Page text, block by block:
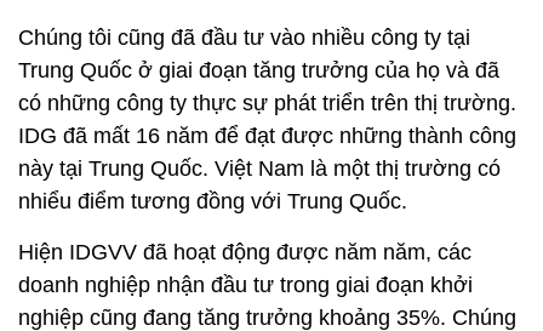
Chúng tôi cũng đã đầu tư vào nhiều công ty tại
Trung Quốc ở giai đoạn tăng trưởng của họ và đã
có những công ty thực sự phát triển trên thị trường.
IDG đã mất 16 năm để đạt được những thành công
này tại Trung Quốc. Việt Nam là một thị trường có
nhiểu điểm tương đồng với Trung Quốc.
Hiện IDGVV đã hoạt động được năm năm, các
doanh nghiệp nhận đầu tư trong giai đoạn khởi
nghiệp cũng đang tăng trưởng khoảng 35%. Chúng